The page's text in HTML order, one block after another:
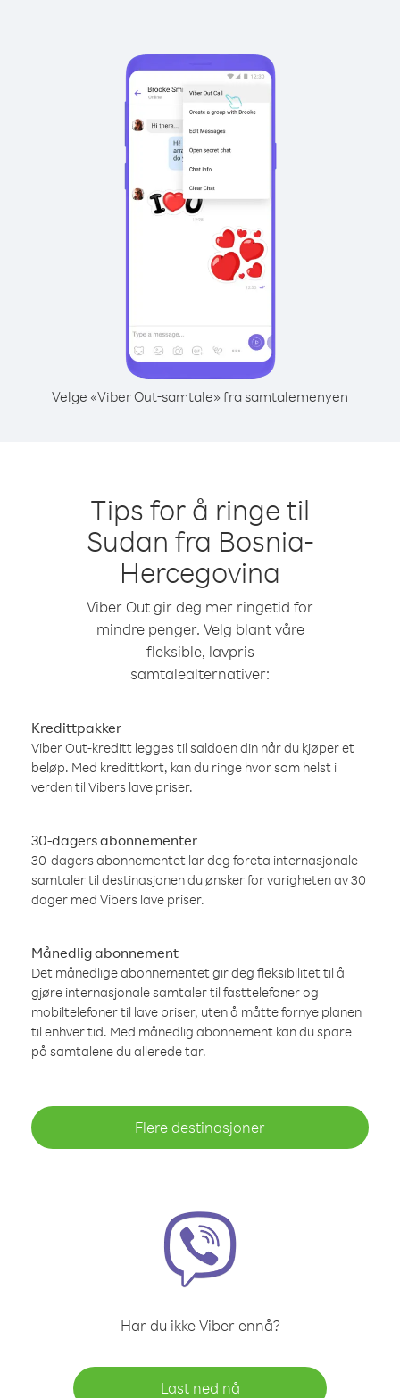
Velge «Viber Out-samtale» fra samtalemenyen
Tips for å ringe til
Sudan fra Bosnia-
Hercegovina
Viber Out gir deg mer ringetid for
mindre penger. Velg blant våre
fleksible, lavpris
samtalealternativer:
Kredittpakker
Viber Out-kreditt legges til saldoen din når du kjøper et
beløp. Med kredittkort, kan du ringe hvor som helst i
verden til Vibers lave priser.
30-dagers abonnementer
30-dagers abonnementet lar deg foreta internasjonale
samtaler til destinasjonen du ønsker for varigheten av 30
dager med Vibers lave priser.
Månedlig abonnement
Det månedlige abonnementet gir deg fleksibilitet til å
gjøre internasjonale samtaler til fasttelefoner og
mobiltelefoner til lave priser, uten å måtte fornye planen
til enhver tid. Med månedlig abonnement kan du spare
på samtalene du allerede tar.
Flere destinasjoner
Har du ikke Viber ennå?
Last ned nå